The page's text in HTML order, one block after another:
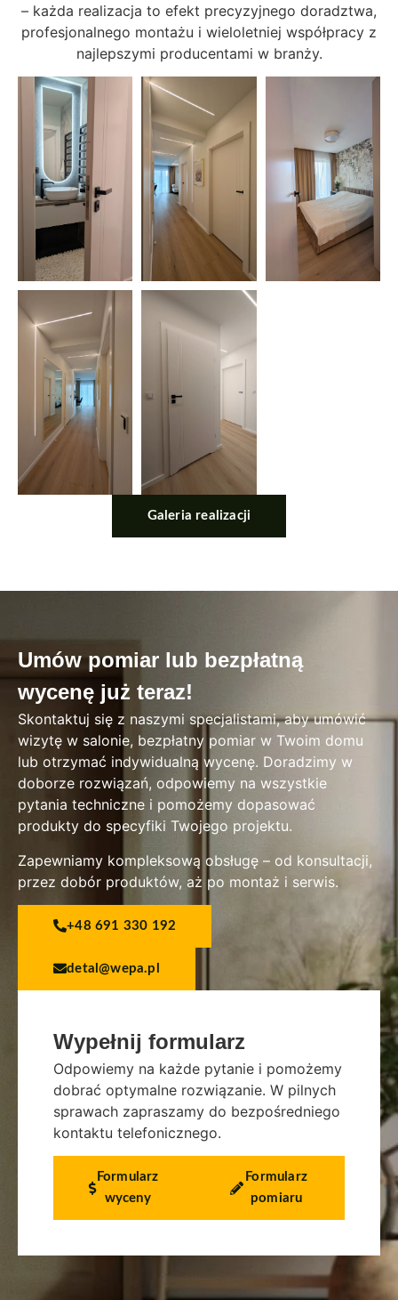
– każda realizacja to efekt precyzyjnego doradztwa,
profesjonalnego montażu i wieloletniej współpracy z
najlepszymi producentami w branży.
Galeria realizacji
Umów pomiar lub bezpłatną
wycenę już teraz!
Skontaktuj się z naszymi specjalistami, aby umówić
wizytę w salonie, bezpłatny pomiar w Twoim domu
lub otrzymać indywidualną wycenę. Doradzimy w
doborze rozwiązań, odpowiemy na wszystkie
pytania techniczne i pomożemy dopasować
produkty do specyfiki Twojego projektu.
Zapewniamy kompleksową obsługę – od konsultacji,
przez dobór produktów, aż po montaż i serwis.
+48 691 330 192
detal@wepa.pl
Wypełnij formularz
Odpowiemy na każde pytanie i pomożemy
dobrać optymalne rozwiązanie. W pilnych
sprawach zapraszamy do bezpośredniego
kontaktu telefonicznego.
Formularz
wyceny
Formularz
pomiaru